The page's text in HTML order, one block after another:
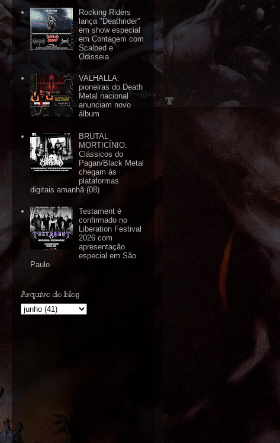
Rocking Riders
lança "Deathrider"
em show especial
em Contagem com
Scalped e
Odisseia
VALHALLA:
pioneiras do Death
Metal nacional
anunciam novo
álbum
BRUTAL
MORTICÍNIO:
Clássicos do
Pagan/Black Metal
chegam às
plataformas
digitais amanhã (08)
Testament é
confirmado no
Liberation Festival
2026 com
apresentação
especial em São
Paulo
Arquivo do blog